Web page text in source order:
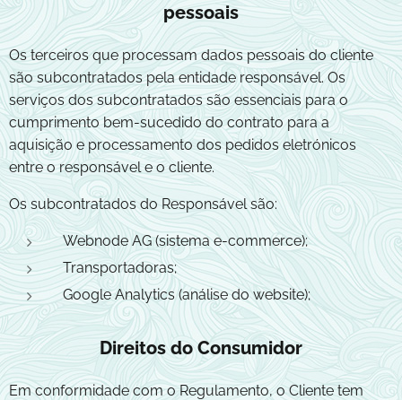
pessoais
Os terceiros que processam dados pessoais do cliente
são subcontratados pela entidade responsável. Os
serviços dos subcontratados são essenciais para o
cumprimento bem-sucedido do contrato para a
aquisição e processamento dos pedidos eletrónicos
entre o responsável e o cliente.
Os subcontratados do Responsável são:
Webnode AG (sistema e-commerce);
Transportadoras;
Google Analytics (análise do website);
Direitos do Consumidor
Em conformidade com o Regulamento, o Cliente tem